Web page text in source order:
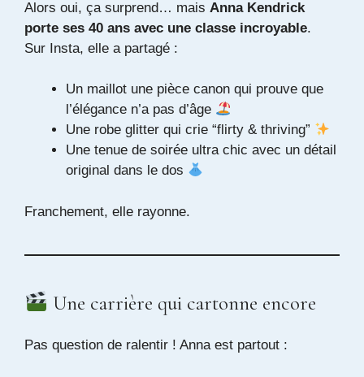
Alors oui, ça surprend… mais Anna Kendrick
porte ses 40 ans avec une classe incroyable.
Sur Insta, elle a partagé :
Un maillot une pièce canon qui prouve que
l’élégance n’a pas d’âge
Une robe glitter qui crie “flirty & thriving”
Une tenue de soirée ultra chic avec un détail
original dans le dos
Franchement, elle rayonne.
Une carrière qui cartonne encore
Pas question de ralentir ! Anna est partout :